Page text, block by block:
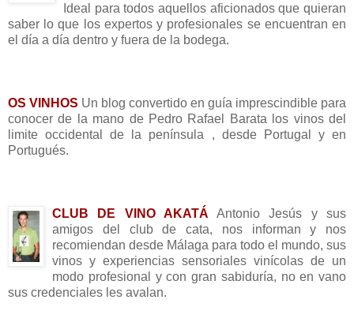
Ideal para todos aquellos aficionados que quieran
saber lo que los expertos y profesionales se encuentran en
el día a día dentro y fuera de la bodega.
OS VINHOS Un blog convertido en guía imprescindible para
conocerde la mano de Pedro Rafael Barata
los vinos del
limite occidental de la península , desde Portugal y en
Portugués.
CLUB DE VINO AKATÁ
Antonio Jesús y sus
amigos del club de cata, nos informan y nos
recomiendan desde Málaga para todo el mundo, sus
vinos y experiencias sensoriales vinícolas de un
modo profesional y con gran sabiduría, no en vano
sus credenciales les avalan.